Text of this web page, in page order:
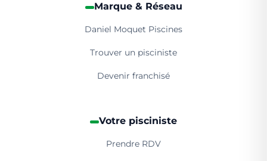
Marque & Réseau
Daniel Moquet Piscines
Trouver un pisciniste
Devenir franchisé
Votre pisciniste
Prendre RDV